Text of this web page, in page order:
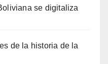
se digitaliza
de la historia de la